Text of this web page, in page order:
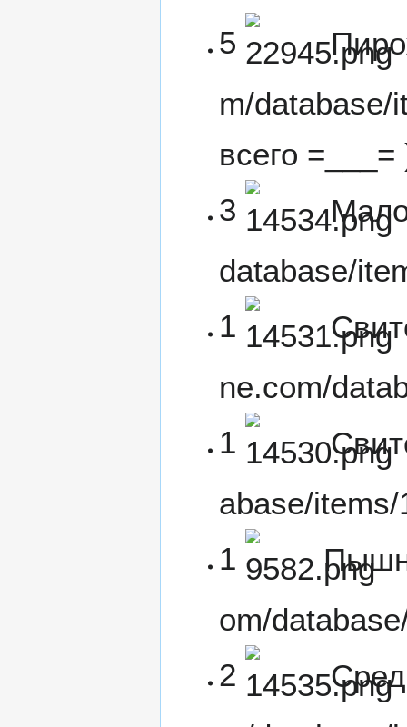
5
всего =___=
3
1
1
1
2